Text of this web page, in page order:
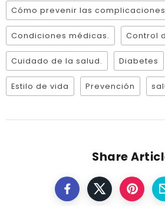
Cómo prevenir las
Condiciones médicas. Control
Cuidado de la salud. Diabetes
Estilo de vida Prevención
Share